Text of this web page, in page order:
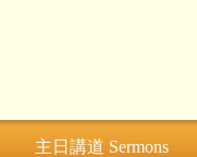
主日講道 Sermons